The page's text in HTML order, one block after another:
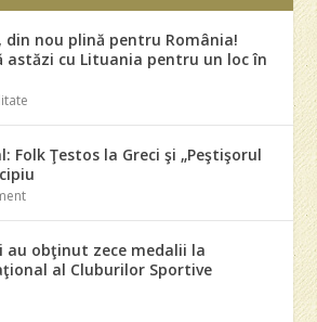
din nou plină pentru România!
astăzi cu Lituania pentru un loc în
Ţestos la Greci şi „Peştişorul
au obţinut zece medalii la
al Cluburilor Sportive